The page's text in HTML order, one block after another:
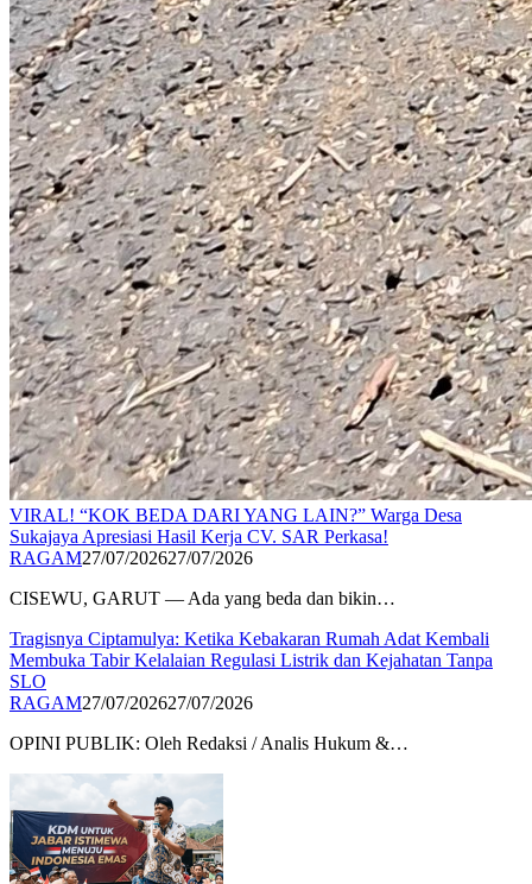
​VIRAL! “KOK BEDA DARI YANG LAIN?” Warga Desa
Sukajaya Apresiasi Hasil Kerja CV. SAR Perkasa!
RAGAM27/07/202627/07/2026
CISEWU, GARUT — Ada yang beda dan bikin…
Tragisnya Ciptamulya: Ketika Kebakaran Rumah Adat Kembali
Membuka Tabir Kelalaian Regulasi Listrik dan Kejahatan Tanpa
SLO​
RAGAM27/07/202627/07/2026
OPINI PUBLIK: Oleh Redaksi / Analis Hukum &…